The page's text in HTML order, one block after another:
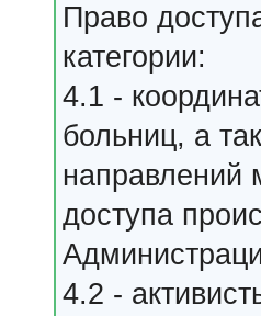
Право
категории:
4.1 -
больниц, а
направлений
доступа
4.2 -